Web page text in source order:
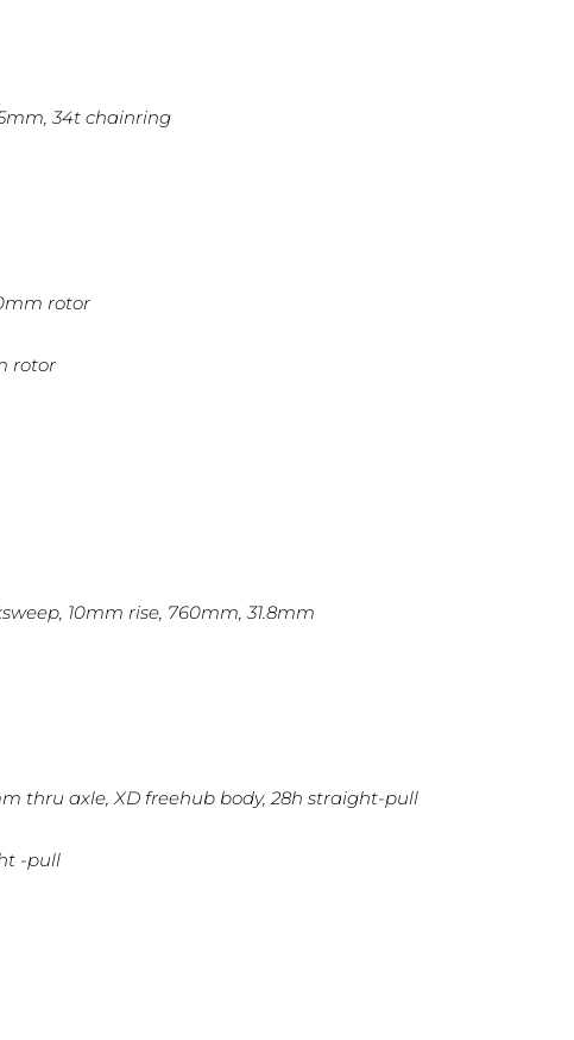
34t chainring
rotor
rotor
10mm rise, 760mm, 31.8mm
thru axle, XD freehub body, 28h straight-pull
-pull